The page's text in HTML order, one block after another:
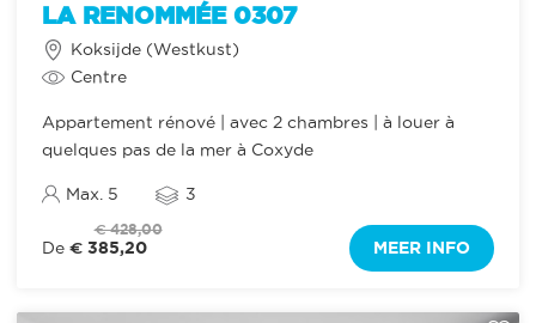
LA RENOMMÉE 0307
Koksijde (Westkust)
Centre
Appartement rénové | avec 2 chambres | à louer à
quelques pas de la mer à Coxyde
Max. 5 3
€ 428,00
De € 385,20 MEER INFO